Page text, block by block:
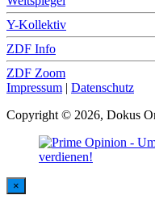
Y-Kollektiv
ZDF Info
ZDF Zoom
Impressum | Datenschutz
Copyright © 2026, Dokus
×